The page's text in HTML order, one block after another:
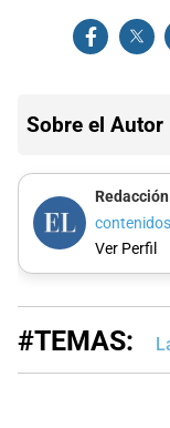
Sobre el Autor
Ver Perfil
#TEMAS: